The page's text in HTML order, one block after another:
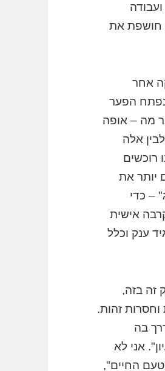
חושפת את
אחר
הפער
מה – אופה
אלה
רוכשים
יותר את
– כדי
אישית
ענק וכלל
זה בזה,
וחסרות זהות.
בה
אני לא
החיים",